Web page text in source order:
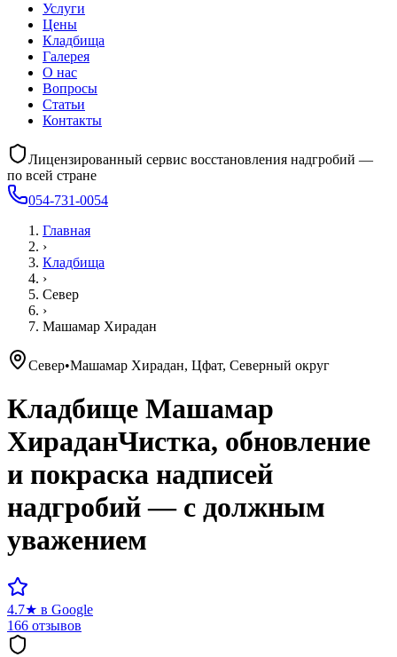
Услуги
Цены
Кладбища
Галерея
О нас
Вопросы
Статьи
Контакты
Лицензированный сервис восстановления надгробий —
по всей стране
054-731-0054
Главная
›
Кладбища
›
Север
›
Машамар Хирадан
Север•Машамар Хирадан, Цфат, Северный округ
Кладбище Машамар
ХираданЧистка, обновление
и покраска надписей
надгробий — с должным
уважением
4.7★ в Google
166 отзывов